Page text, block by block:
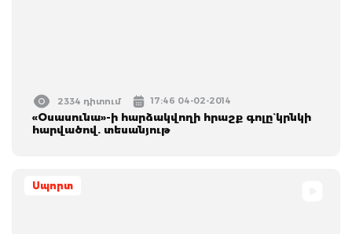
2334 դիտում 17:46 04-02-2014
«Օսասունա»-ի հարձակվողի հրաշք գոլը` կրնկի
հարվածով. տեսանյութ
Սպորտ